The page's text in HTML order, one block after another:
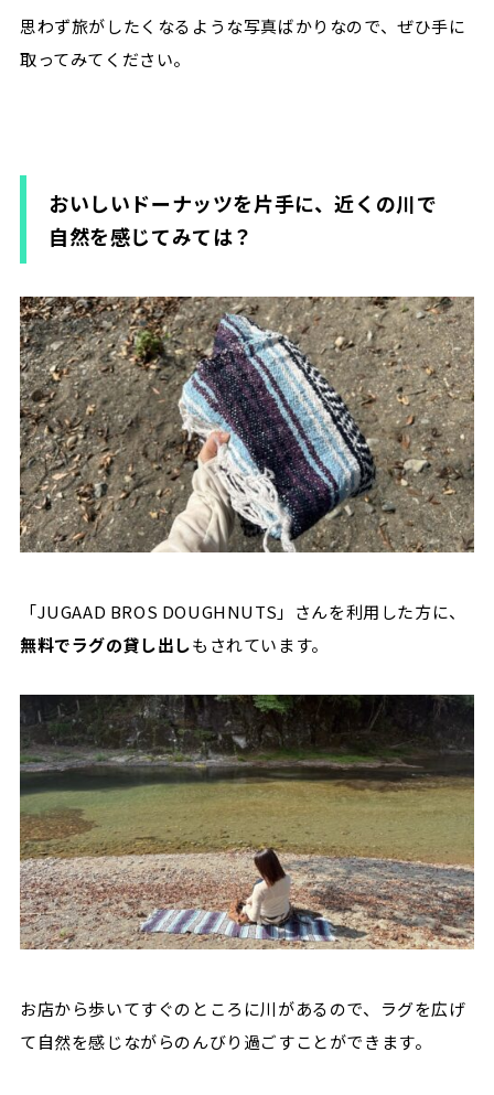
思わず旅がしたくなるような写真ばかりなので、ぜひ手に
取ってみてください。
おいしいドーナッツを片手に、近くの川で
自然を感じてみては？
「JUGAAD BROS DOUGHNUTS」さんを利用した方に、
無料でラグの貸し出しもされています。
お店から歩いてすぐのところに川があるので、ラグを広げ
て自然を感じながらのんびり過ごすことができます。